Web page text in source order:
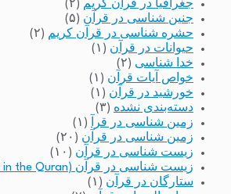
جغرافیا در قرآن کریم (۲)
جنین شناسی در قرآن (۵)
حشره شناسی در قرآن کریم (۲)
حیوانات در قرآن (۱)
خدا شناسی (۲)
خواص آیات قرآن (۱)
خورشید در قرآن (۱)
دسته‌بندی نشده (۳)
زمین شناسی در قرآ
(۱)
زمین شناسی در قرآن (۲۰)
زیست شناسی در قرآن (۱۰)
زیست شناسی در قرآن (Biology in the Quran)
ستارگان در قرآن (۱)